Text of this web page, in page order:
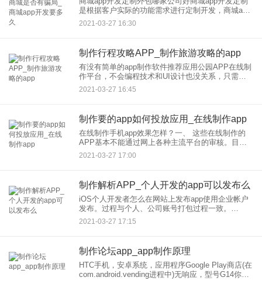
是根据客户实际的功能需求进行定制开发，商城app
开发定制就找应用公园，专业靠谱的商城app开发公
司，质量保障，售后无忧。商城app开发定制外包需
2021-03-27 16:30
制作行程攻略APP_制作旅游攻略的app
有没有简单的app制作软件推荐应用公园APP在线制
作平台，不会编程技术和UI设计也没关系，只需要
通过应用公园制作平台，选择合适的模板，添加素
材，图文操作方式，傻瓜而便捷，非常适合零基础
2021-03-27 16:45
制作要的app如何投放应用_在线制作app
在线制作手机app效果怎样？一、 这些在线制作的
APP基本不能通过网上各种主流平台的审核。目前
IOS平台当然是苹果的应用商店安卓的平台就多了，
什么91、3-60手机助手商店、百度手机助手商店、
2021-03-27 17:00
制作解析APP_个人开发的app可以发布么
iOS个人开发者怎么在网站上发布app使用企业帐户
发布。过程与个人、公司账号打包过程一致。
3.Xcode Archive后导出到Enterprise，Xcode5会随
机生成一个plist文件，描述这个
2021-03-27 17:15
制作论坛app_app制作原理
HTC手机，安卓系统，应用程序Google Play商店(在
com.android.vending进程中)无响应，型号G14你好